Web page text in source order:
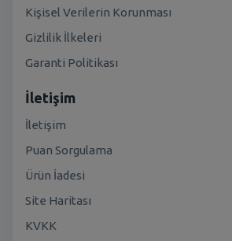
Kişisel Verilerin Korunması
Gizlilik İlkeleri
Garanti Politikası
İletişim
İletişim
Puan Sorgulama
Ürün İadesi
Site Haritası
KVKK